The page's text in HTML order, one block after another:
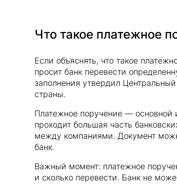
Что такое платежное
Если объяснять, что такое
просит банк перевести
заполнения утвердил
страны.
Платежное поручение — основной
проходит большая часть
между компаниями. Документ
банк.
Важный момент: платежное
и сколько перевести. Банк не